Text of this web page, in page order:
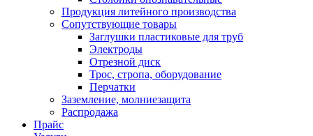
Продукция литейного производства
Сопутствующие товары
Заглушки пластиковые для труб
Электроды
Отрезной диск
Трос, стропа, оборудование
Перчатки
Заземление, молниезащита
Распродажа
Прайс